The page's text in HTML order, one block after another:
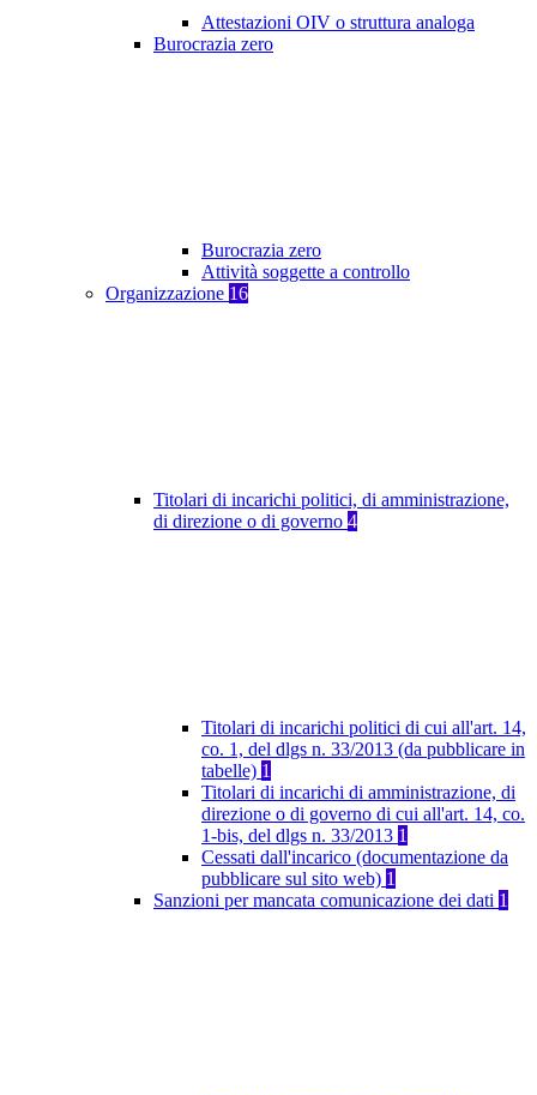
Attestazioni OIV o struttura analoga
Burocrazia zero
Burocrazia zero
Attività soggette a controllo
Organizzazione 16
Titolari di incarichi politici, di amministrazione,
di direzione o di governo 4
Titolari di incarichi politici di cui all'art. 14,
co. 1, del dlgs n. 33/2013 (da pubblicare in
tabelle) 1
Titolari di incarichi di amministrazione, di
direzione o di governo di cui all'art. 14, co.
1-bis, del dlgs n. 33/2013 1
Cessati dall'incarico (documentazione da
pubblicare sul sito web) 1
Sanzioni per mancata comunicazione dei dati 1